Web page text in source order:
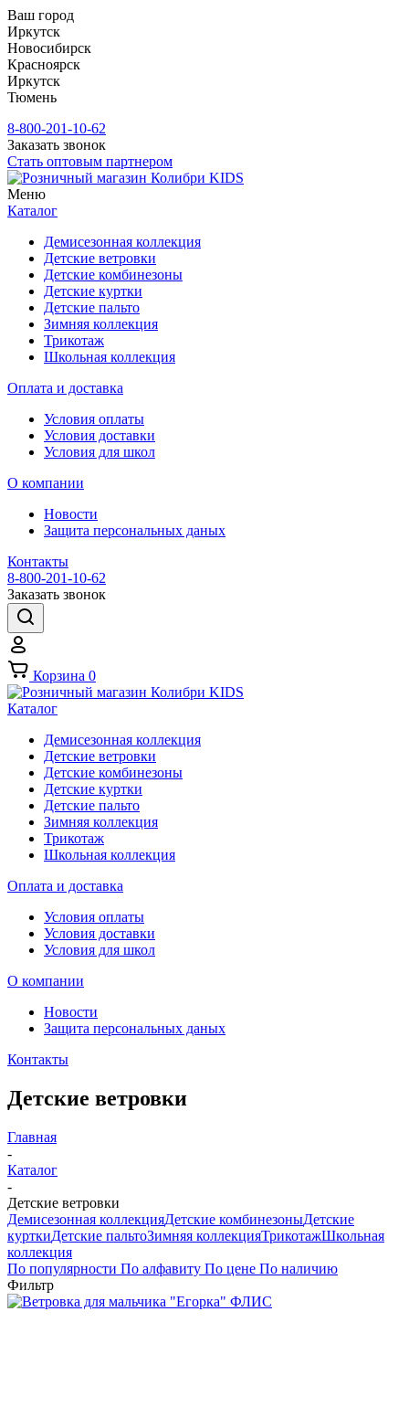
Ваш город
Иркутск
Новосибирск
Красноярск
Иркутск
Тюмень
8-800-201-10-62
Заказать звонок
Стать оптовым партнером
Меню
Каталог
Демисезонная коллекция
Детские ветровки
Детские комбинезоны
Детские куртки
Детские пальто
Зимняя коллекция
Трикотаж
Школьная коллекция
Оплата и доставка
Условия оплаты
Условия доставки
Условия для школ
О компании
Новости
Защита персональных даных
Контакты
8-800-201-10-62
Заказать звонок
Корзина 0
Каталог
Демисезонная коллекция
Детские ветровки
Детские комбинезоны
Детские куртки
Детские пальто
Зимняя коллекция
Трикотаж
Школьная коллекция
Оплата и доставка
Условия оплаты
Условия доставки
Условия для школ
О компании
Новости
Защита персональных даных
Контакты
Детские ветровки
Главная
-
Каталог
-
Детские ветровки
Демисезонная коллекцияДетские комбинезоныДетские
курткиДетские пальтоЗимняя коллекцияТрикотажШкольная
коллекция
По популярности По алфавиту По цене По наличию
Фильтр